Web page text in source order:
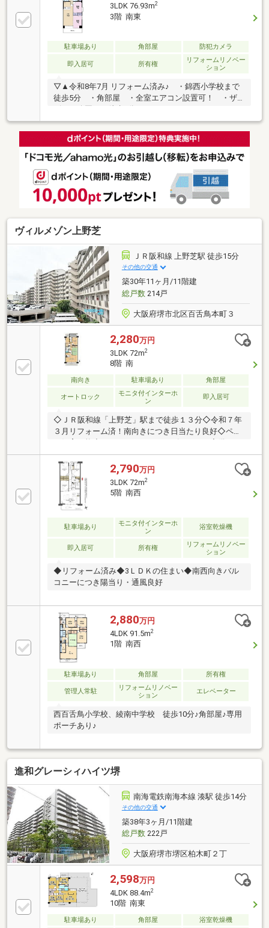
3LDK 76.93m2
3階 南東
駐車場あり 角部屋 防犯カメラ
即入居可 所有権
リフォームリノベー
ション
▽▲令和8年7月 リフォーム済み♪ ・錦西小学校まで
徒歩5分 ・角部屋 ・全室エアコン設置可！ ・ザ
ヴィルメゾン上野芝
ＪＲ阪和線 上野芝駅 徒歩15分
その他の交通
築30年11ヶ月/11階建
総戸数214戸
大阪府堺市北区百舌鳥本町３
2,280万円
3LDK 72m2
8階 南
南向き 駐車場あり 角部屋
オートロック
モニタ付インターホ
ン
即入居可
◇ＪＲ阪和線「上野芝」駅まで徒歩１３分◇令和７年
３月リフォーム済！南向きにつき日当たり良好◇ペッ
子様連れでもゆっくり物件のご紹介ができます！
2,790万円
3LDK 72m2
5階 南西
駐車場あり
モニタ付インターホ
ン
浴室乾燥機
即入居可 所有権
リフォームリノベー
ション
◆リフォーム済み◆3ＬＤＫの住まい◆南西向きバル
コニーにつき陽当り・通風良好
2,880万円
4LDK 91.5m2
1階 南西
駐車場あり 角部屋 所有権
管理人常駐
リフォームリノベー
ション
エレベーター
西百舌鳥小学校、綾南中学校 徒歩10分♪角部屋♪専用
ポーチあり♪
進和グレーシィハイツ堺
南海電鉄南海本線 湊駅 徒歩14分
その他の交通
築38年3ヶ月/11階建
総戸数222戸
大阪府堺市堺区柏木町２丁
2,598万円
4LDK 88.4m2
10階 南東
駐車場あり 角部屋 浴室乾燥機